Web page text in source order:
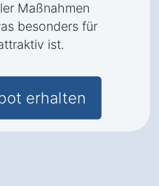
Maßnahmen
besonders für
ist.
erhalten